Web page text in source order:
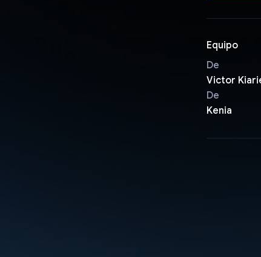
Equipo
De
Victor
De
Kenia